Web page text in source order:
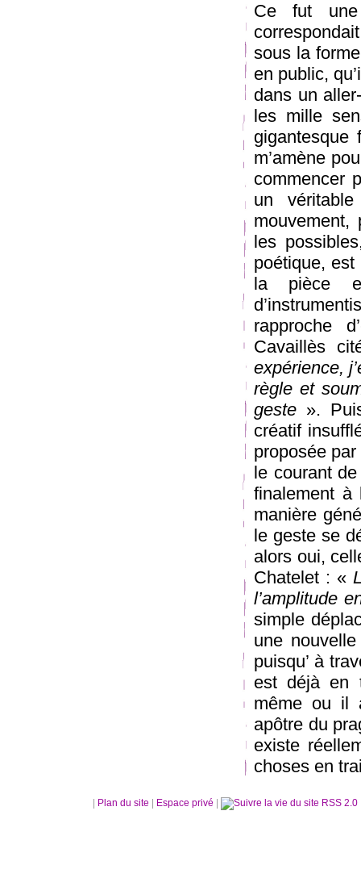
Ce fut
sous la
en public,
dans un
les mille
m’amène
commencer
un véritable
les
poétique, est
la pièce
rapproche
Cavaillès
expérience,
règle et
geste ».
créatif
proposée
le courant
finalement à
manière
le geste se
alors oui,
Chatelet : «
l’amplitude
simple
une
puisqu’ à
est déjà en
même ou il
apôtre du
existe
choses en
Plan du site Espace privé RSS 2.0